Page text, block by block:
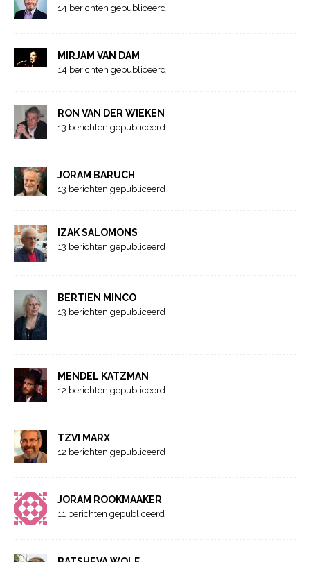
14 berichten gepubliceerd
MIRJAM VAN DAM
14 berichten gepubliceerd
RON VAN DER WIEKEN
13 berichten gepubliceerd
JORAM BARUCH
13 berichten gepubliceerd
IZAK SALOMONS
13 berichten gepubliceerd
BERTIEN MINCO
13 berichten gepubliceerd
MENDEL KATZMAN
12 berichten gepubliceerd
TZVI MARX
12 berichten gepubliceerd
JORAM ROOKMAAKER
11 berichten gepubliceerd